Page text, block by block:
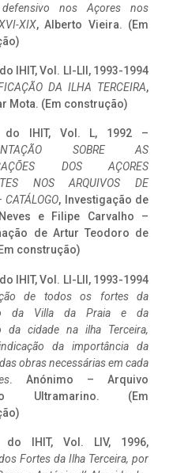
defensivo nos Açores nos
XIX, Alberto Vieira. (Em
IHIT, Vol. LI-LII, 1993-1994
DA ILHA TERCEIRA,
Mota. (Em construção)
do IHIT, Vol. L, 1992 –
SOBRE AS
DOS AÇORES
NOS ARQUIVOS DE
CATÁLOGO, Investigação de
e Filipe Carvalho –
de Artur Teodoro de
construção)
IHIT, Vol. LI-LII, 1993-1994
de todos os fortes da
da Villa da Praia e da
da cidade na ilha Terceira,
da importância da
obras necessárias em cada
. Anónimo – Arquivo
Ultramarino. (Em
do IHIT, Vol. LIV, 1996,
Fortes da Ilha Terceira, por